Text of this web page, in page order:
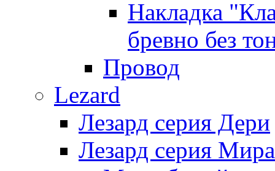
Накладка
бревно без
Провод
Lezard
Лезард серия Дери
Лезард серия Мира